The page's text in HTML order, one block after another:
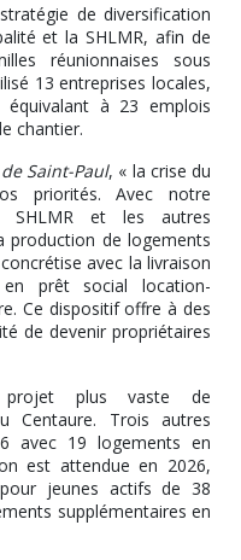
de diversification
et la SHLMR, afin de
réunionnaises sous
13 entreprises locales,
équivalant à 23 emplois
chantier.
Saint-Paul, « la crise du
priorités. Avec notre
SHLMR et les autres
production de logements
avec la livraison
prêt social location-
Ce dispositif offre à des
de devenir propriétaires
plus vaste de
Centaure. Trois autres
avec 19 logements en
est attendue en 2026,
jeunes actifs de 38
supplémentaires en